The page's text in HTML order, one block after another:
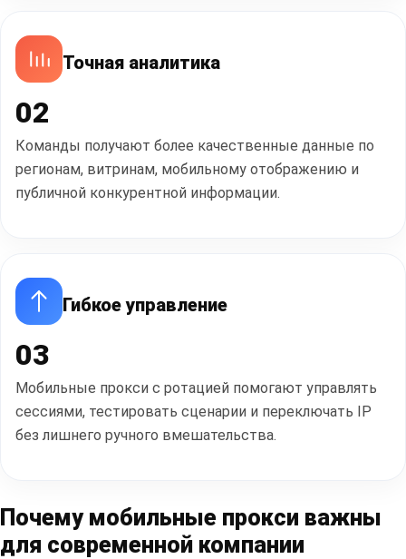
Точная аналитика
02
Команды получают более качественные данные по
регионам, витринам, мобильному отображению и
публичной конкурентной информации.
Гибкое управление
03
Мобильные прокси с ротацией помогают управлять
сессиями, тестировать сценарии и переключать IP
без лишнего ручного вмешательства.
Почему мобильные прокси важны
для современной компании